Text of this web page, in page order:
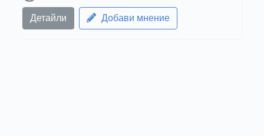
Детайли Добави мнение